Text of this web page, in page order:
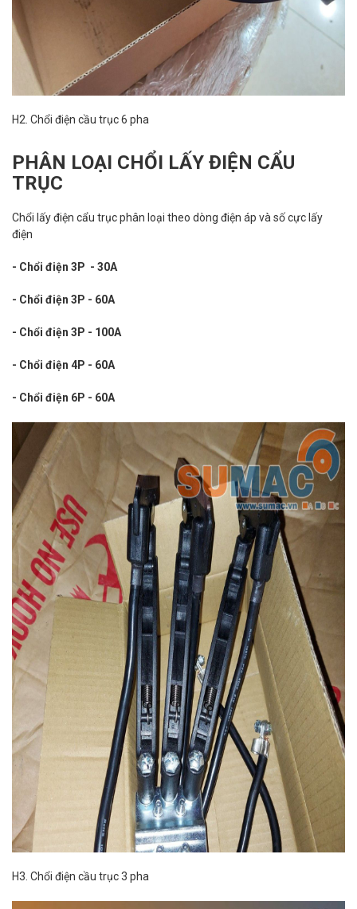
H2. Chổi điện cầu trục 6 pha
PHÂN LOẠI CHỔI LẤY ĐIỆN CẨU
TRỤC
Chổi lấy điện cẩu trục phân loại theo dòng điện áp và số cực lấy
điện
- Chổi điện 3P - 30A
- Chổi điện 3P - 60A
- Chổi điện 3P - 100A
- Chổi điện 4P - 60A
- Chổi điện 6P - 60A
H3. Chổi điện cầu trục 3 pha